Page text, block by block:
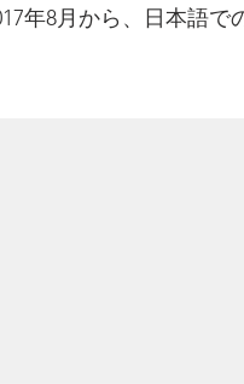
年8月から、日本語で